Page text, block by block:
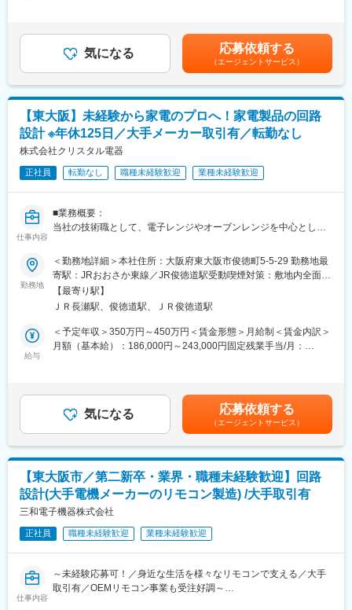
す。列車無線・保守無線・基地局無線など様々な製品を生み出し
ており、生活の安全を支えています。
◇全国の電力会社、電鉄会社、また、国交省などの公的機関から
一般企業まで、商社を通さず直接販売しており保安無線システ
ム、電鉄会社の列車無線システムなど、多くの導入事例がありま
す。
高周波回路設計等、豊富な案件があります。
※1つの案件に入る期間は目安3～4年が多いです。長い社員の場
・エンジニアリング事業本部にて約600 名が活躍中
※配属先平均人数は約5人で複数名でのプロジェクト着手が基本と
なります。
就業形態は下記いずれかの就業形態となります。
・自社開発センターでの勤務（受託契約）
・クライアント企業での勤務（構内請負契約/派遣契約）
■リモートワーク
参加プロジェクトごとに異なりますが、多くのエンジニアがリモ
ートワーク就業を活用しております。
■教育・研修体制
・当社ではエンジニア第一の考えの元、営業担当が案件のアサイ
ンから受け入れ後のフォローまでを一気通貫でサポートします。
また、技術管理担当と営業が定期的に面談を行い、仕事内容や職
のアドバイスをキャリアコンサルタントと打ち合わせを行うこと
で、「働きやすい環境」を実現しています。
研修は4,500本の研修コンテンツもありますが、注力しているのは
エンジニアの経験や得意不得意に合わせたマンツーマンによる対
面研修です。実務で活かせる技術力向上には複数人の講座よりエ
ンジニア個人に向けた研修を行い、通常より早いキャリアアップ
を実現できると考えております。※研修内容によって、複数人にな
る場合もございます。
変更の範囲：会社の定める業務
あくまでも目安の金額であり、選考を通じて上下する可能性があ
ります。月給(月額)は固定手当を含めた表記です。
気になる 応募依頼する
（エージェントサービス）
【東大阪】未経験から家電のプロへ！家電製品の回路
設計 ※年休125日／大手メーカー取引有／転勤なし
株式会社クリスタル電器
正社員 転勤なし 職種未経験歓迎 業種未経験歓迎
仕事内容
■業務概要：
当社の技術職として、電子レンジやオーブンレンジを中心とした
■充実の教育体制：
３~５年ほどかけて、じっくり育てていく予定です。
ベテラン社員がしっかりサポートいたしますので設計未経験の方
もご安心ください！
■設計対象：電子レンジ、空気清浄機等の小型家電
・試作・量産に関する業務全般
・設計業務委託先への要求設計仕様の提出
動作プログラムの仕様書作成から制御基板の作成、外注先からの
成果物の確認、試作機、量産品の評価まで一貫して携わっていた
だきます。
■組織構成：３名
30代～60代の社員が活躍中です！
■働き方：
・転勤なし
勤務地
＜勤務地詳細＞本社住所：大阪府東大阪市俊徳町5-5-29 勤務地最
寄駅：JRおおさか東線／JR俊徳道駅受動喫煙対策：敷地内全面禁
煙変更の範囲：会社の定める事業所
【最寄り駅】
ＪＲ長瀬駅、俊徳道駅、ＪＲ俊徳道駅
給与
＜予定年収＞350万円～450万円＜賃金形態＞月給制＜賃金内訳＞
月額（基本給）：186,000円～243,000円固定残業手当/月：
年収は目安であり、詳細は経験・スキルを配慮して決定いたしま
す。■賞与：年2回（計2ヶ月分）※入社2年目から支給■昇給：年1
回（4月）賃金はあくまでも目安の金額であり、選考を通じて上下
する可能性があります。月給(月額)は固定手当を含めた表記です。
気になる 応募依頼する
（エージェントサービス）
【東大阪市／第二新卒・業界・職種未経験歓迎】回路
設計(大手電機メーカーのリモコン製造) /大手取引有
三和電子機器株式会社
正社員 職種未経験歓迎 業種未経験歓迎
仕事内容
～未経験応募可！／身近な生活を様々なリモコンで支える／大手
取引有／OEMリモコン事業も受注好調～